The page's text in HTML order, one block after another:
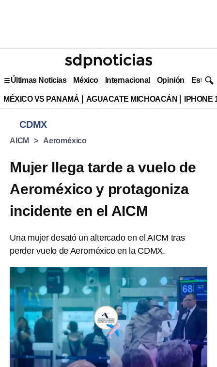
Últimas Noticias México Internacional Opinión Estilo
MÉXICO VS PANAMÁ AGUACATE MICHOACÁN IPHONE
CDMX
AICM Aeroméxico
Mujer llega tarde a vuelo de
Aeroméxico y protagoniza
incidente en el AICM
Una mujer desató un altercado en el AICM tras
perder vuelo de Aeroméxico en la CDMX.